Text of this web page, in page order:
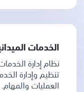
الخدمات
نظام إدارة
تنظيم وإدارة
العمليات والمهام.